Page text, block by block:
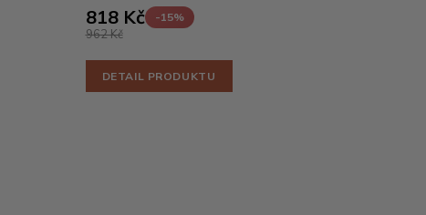
818 Kč -15%
962 Kč
DETAIL PRODUKTU